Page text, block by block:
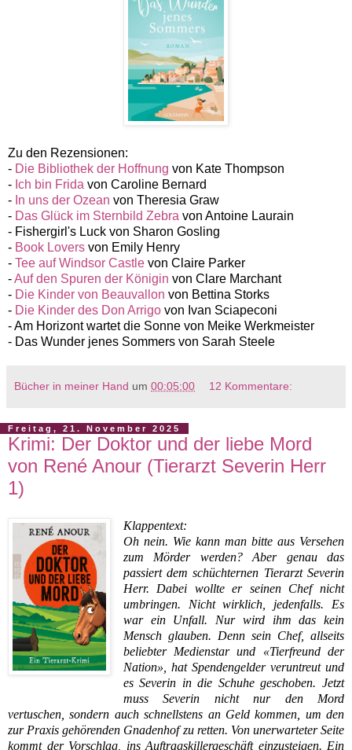
Zu den Rezensionen:
- Die Bibliothek der Hoffnung von Kate Thompson
- Ich bin Frida von Caroline Bernard
- In uns der Ozean von Theresia Graw
- Das Glück im Sternbild Zebra von Antoine Laurain
- Fishergirl's Luck von Sharon Gosling
- Book Lovers von Emily Henry
- Tee auf Windsor Castle von Claire Parker
-Auf den Spuren der Königin von Clare Marchant
- Die Kinder von Beauvallon von Bettina Storks
- Die Kinder des Don Arrigo von Ivan Sciapeconi
- Am Horizont wartet die Sonne von Meike Werkmeister
- Das Wunder jenes Sommers von Sarah Steele
Bücher in meiner Hand um 00:05:00 12 Kommentare:
Freitag, 21. November 2025
Krimi: Der Doktor und der liebe Mord
von René Anour (Tierarzt Severin Herr
1)
Klappentext:
Oh nein. Wie kann man bitte aus Versehen
zum Mörder werden? Aber genau das
passiert dem schüchternen Tierarzt Severin
Herr. Dabei wollte er seinen Chef nicht
umbringen. Nicht wirklich , jedenfalls. Es
war ein Unfall. Nur wird ihm das kein
Mensch glauben. Denn sein Chef, allseits
beliebter Medienstar und «Tierfreund der
Nation», hat Spendengelder veruntreut und
es Severin in die Schuhe geschoben. Jetzt
muss Severin nicht nur den Mord
vertuschen, sondern auch schnellstens an Geld kommen, um den
zur Praxis gehörenden Gnadenhof zu retten. Von unerwarteter Seite
kommt der Vorschlag, ins Auftragskillergeschäft einzusteigen. Ein